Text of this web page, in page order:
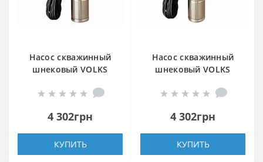
Насос скважинный
шнековый VOLKS
0,5кВт +кабель 15м
4 302грн
КУПИТЬ
Насос скважинный
шнековый VOLKS
0,75кВт + кабель 15м
4 302грн
КУПИТЬ